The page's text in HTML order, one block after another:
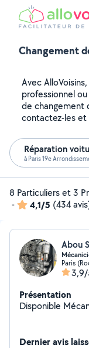
Changement
Avec
professionnel
de changement
contactez-les
Réparation
à Paris 19e
8 Particuliers et 3
-
4,1/5 (434
Abou
Paris
Présentation
Dernier avis